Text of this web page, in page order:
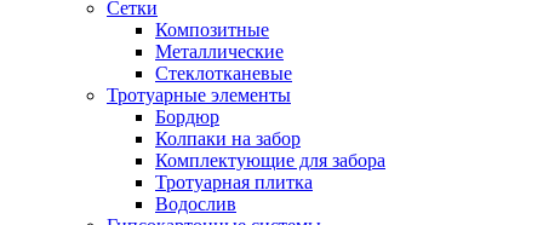
Сетки
Композитные
Металлические
Стеклотканевые
Тротуарные элементы
Бордюр
Колпаки на забор
Комплектующие для забора
Тротуарная плитка
Водослив